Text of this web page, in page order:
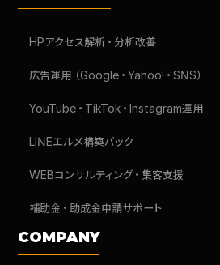
HPアクセス解析・分析改善
広告運用（Google・Yahoo!・SNS）
YouTube・TikTok・Instagram運用
LINEエルメ構築パック
WEBコンサルティング・集客支援
補助金・助成金申請サポート
COMPANY